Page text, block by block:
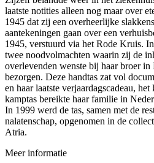
laatste notities alleen nog maar over
1945 dat zij een overheerlijke
aantekeningen gaan over een
1945, verstuurd via het Rode Kruis.
twee noodvolmachten waarin zij de
overlevenden wenste bij haar broer in
bezorgen. Deze handtas zat vol
en haar laatste verjaardagscadeau,
kamptas bereikte haar familie in
In 1999 werd de tas, samen met de
nalatenschap, opgenomen in de
Atria.
Meer informatie